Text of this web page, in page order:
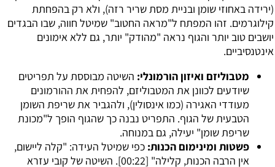
(ירידה באחוזי שומן ובניית מסת שריר רזה), ולא רק בהפחתת
קילוגרמים. זהו המפתח ל"מראה החטוב" שמיטל חווה, שבו הבגדים
יושבים טוב יותר והגוף נראה "מהודק" יותר, גם ללא אימונים
אינטנסיביים.
מטבוליזם ואיזון הורמונלי: השיטה מבוססת על תפריטים
שיודעים לכוונן את המטבוליזם, להפחית את ההורמונים
מעודדי האגירה (כמו אינסולין), ולהגביר את שריפת השומן
הטבעית של הגוף. התפריט נבנה כך שהגוף הופך ל"מכונת
שריפת שומן" יעילה, גם במנוחה.
פשטות ומינימום הכנות: כפי שמיטל העידה: "קלה ליישום,
אין הרבה הכנות, קלילה" [00:22]. השיטה של קובי עזרא